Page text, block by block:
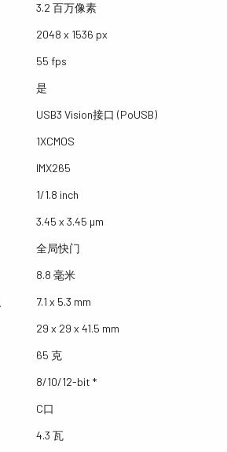
3.2 百万像素
2048 x 1536 px
55 fps
是
USB3 Vision接口 (PoUSB)
1XCMOS
IMX265
1/1.8 inch
3.45 x 3.45 µm
全局快门
8.8 毫米
7.1 x 5.3 mm
29 x 29 x 41.5 mm
65 克
8/10/12-bit *
C口
4.3 瓦